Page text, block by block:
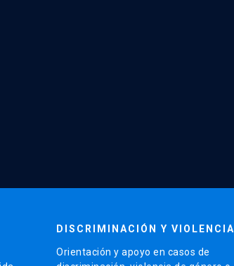
DISCRIMINACIÓN Y VIOLENCIA
Orientación y apoyo en casos de